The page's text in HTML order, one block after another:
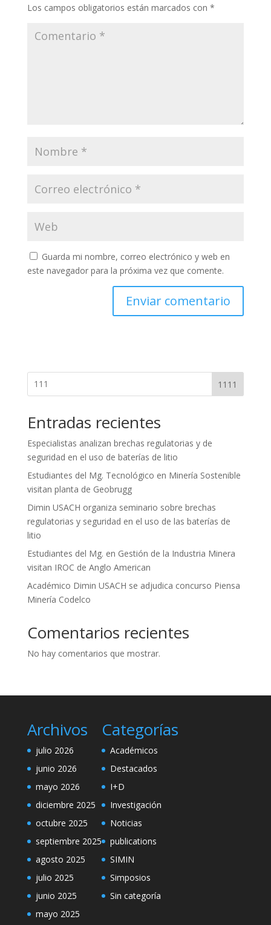
Los campos obligatorios están marcados con *
Guarda mi nombre, correo electrónico y web en
este navegador para la próxima vez que comente.
1111
Entradas recientes
Especialistas analizan brechas regulatorias y de
seguridad en el uso de baterías de litio
Estudiantes del Mg. Tecnológico en Minería Sostenible
visitan planta de Geobrugg
Dimin USACH organiza seminario sobre brechas
regulatorias y seguridad en el uso de las baterías de
litio
Estudiantes del Mg. en Gestión de la Industria Minera
visitan IROC de Anglo American
Académico Dimin USACH se adjudica concurso Piensa
Minería Codelco
Comentarios recientes
No hay comentarios que mostrar.
Archivos
julio 2026
junio 2026
mayo 2026
diciembre 2025
octubre 2025
septiembre 2025
agosto 2025
julio 2025
junio 2025
mayo 2025
Categorías
Académicos
Destacados
I+D
Investigación
Noticias
publications
SIMIN
Simposios
Sin categoría